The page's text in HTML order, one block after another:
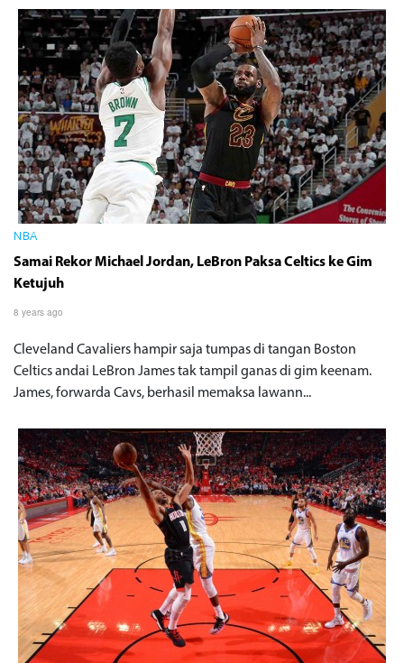
NBA
Samai Rekor Michael Jordan, LeBron Paksa Celtics ke Gim
Ketujuh
8 years ago
Cleveland Cavaliers hampir saja tumpas di tangan Boston
Celtics andai LeBron James tak tampil ganas di gim keenam.
James, forwarda Cavs, berhasil memaksa lawann...